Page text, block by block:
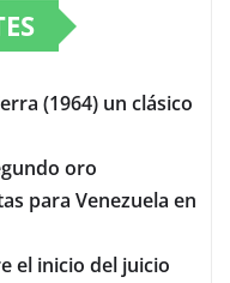
(1964) un clásico
oro
para Venezuela en
el inicio del juicio